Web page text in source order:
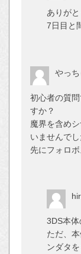
ありがと
7日目と
やっち
初心者の質
すか？
魔界を含め
いませんでし
先にフォロ
3DS本
ただ、
ンダタ